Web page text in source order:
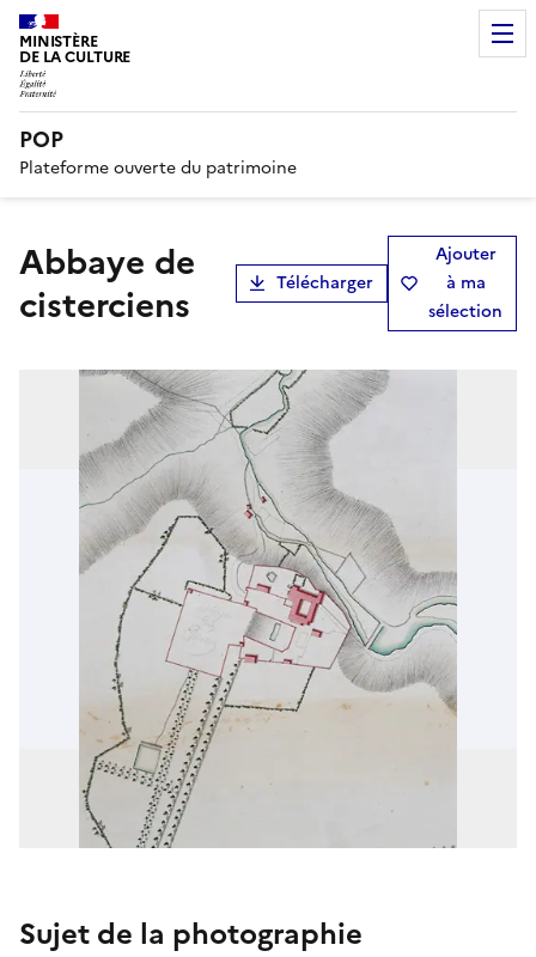
MINISTÈRE
DE LA CULTURE
POP
Plateforme ouverte du patrimoine
abbaye de
cisterciens
Télécharger
Ajouter
à ma
sélection
Sujet de la photographie